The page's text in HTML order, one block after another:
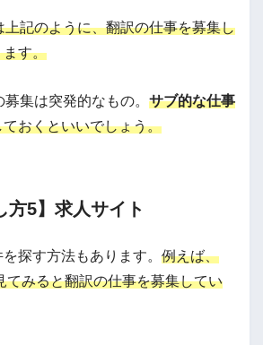
上記のように、翻訳の仕事を募集し
ます。
集は突発的なもの。 サブ的な仕事
ておくといいでしょう。
方5】求人サイト
探す方法もあります。 例えば、
てみると翻訳の仕事を募集してい